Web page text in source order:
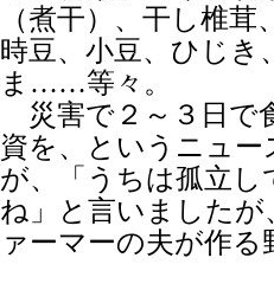
（煮干）、干し椎
時豆、小豆、ひじき
ま……等々。
災害で２～３日で
資を、というニュ
が、「うちは孤立
ね」と言いました
ァーマーの夫が作